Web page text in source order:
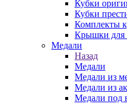
Кубки
Кубки
Комплекты
Крышки для
Медали
Назад
Медали
Медали из
Медали из
Медали под